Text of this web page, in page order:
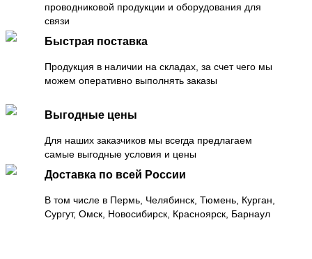
проводниковой продукции и оборудования для
связи
Быстрая поставка
Продукция в наличии на складах, за счет чего мы
можем оперативно выполнять заказы
Выгодные цены
Для наших заказчиков мы всегда предлагаем
самые выгодные условия и цены
Доставка по всей России
В том числе в Пермь, Челябинск, Тюмень, Курган,
Сургут, Омск, Новосибирск, Красноярск, Барнаул